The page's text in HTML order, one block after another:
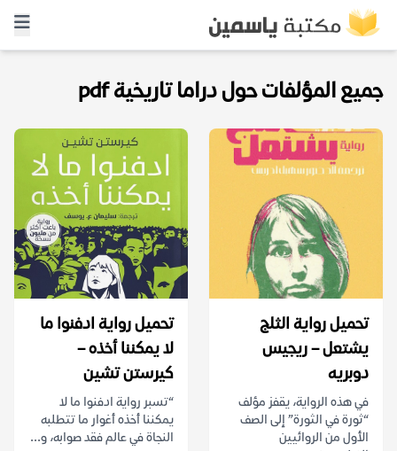
جميع المؤلفات حول دراما تاريخية pdf
تحميل رواية الثلج
يشتعل – ريجيس
دوبريه
في هذه الرواية، يقفز مؤلف
“ثورة في الثورة” إلى الصف
الأول من الروائيين
تحميل رواية ادفنوا ما
لا يمكننا أخذه –
كيرستن تشين
“تسبر رواية ادفنوا ما لا
يمكننا أخذه أغوار ما تتطلبه
النجاة في عالم فقد صوابه، و...